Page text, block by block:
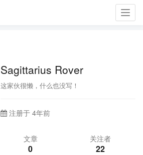
Sagittarius Rover
这家伙很懒，什么也没写！
注册于 4年前
文章
0
关注者
22